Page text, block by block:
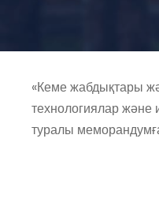
«Кеме жабдықтары
технологиялар және
туралы